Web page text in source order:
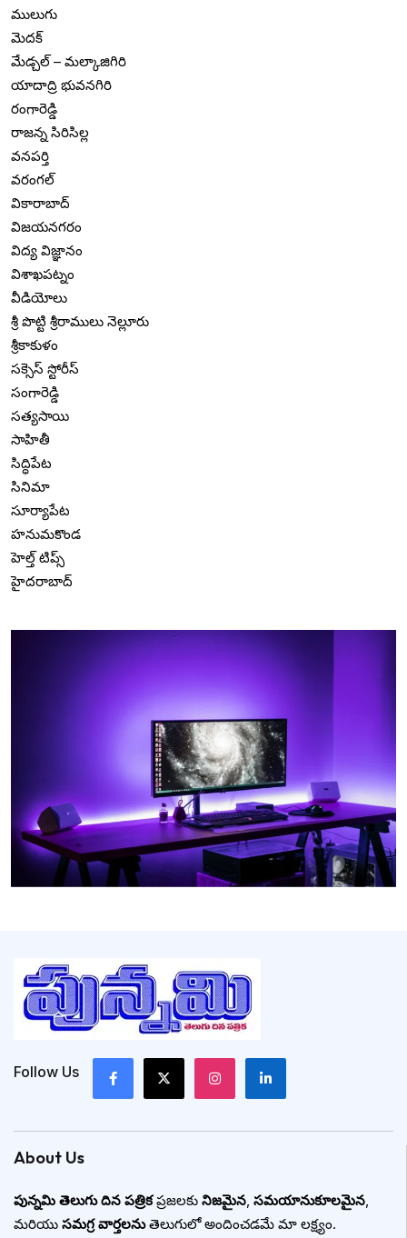
ములుగు
మెదక్
మేడ్చల్ – మల్కాజిగిరి
యాదాద్రి భువనగిరి
రంగారెడ్డి
రాజన్న సిరిసిల్ల
వనపర్తి
వరంగల్
వికారాబాద్
విజయనగరం
విద్య విజ్ఞానం
విశాఖపట్నం
వీడియోలు
శ్రీ పొట్టి శ్రీరాములు నెల్లూరు
శ్రీకాకుళం
సక్సెస్ స్టోరీస్
సంగారెడ్డి
సత్యసాయి
సాహితీ
సిద్ధిపేట
సినిమా
సూర్యాపేట
హనుమకొండ
హెల్త్ టిప్స్
హైదరాబాద్
Follow Us
About Us
పున్నమి తెలుగు దిన పత్రికప్రజలకు నిజమైన, సమయానుకూలమైన,
మరియు సమగ్ర వార్తలనుతెలుగులో అందించడమే మా లక్ష్యం.